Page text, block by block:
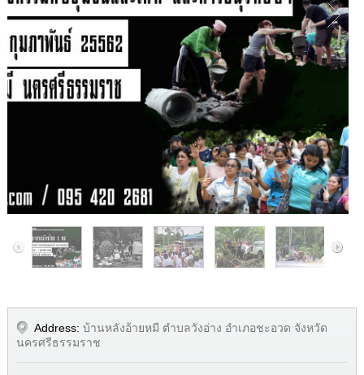
1 / 9
Address: บ้านหลังอ้ายหมี ตำบลวังอ่าง อำเภอชะอวด จังหวัด
นครศรีธรรมราช